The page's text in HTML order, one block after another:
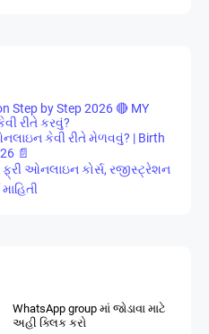
Step by Step 2026 🔴 MY
રીતે કરવું?
કેવી રીતે મેળવવું? | Birth
📄
ફ્રી ઓનલાઇન કોર્સ, રજીસ્ટ્રેશન
WhatsApp group માં જોડાવા માટે
અહી ક્લિક કરો